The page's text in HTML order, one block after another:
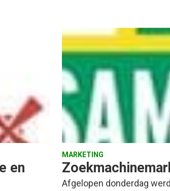
en
MARKETING
Afgelopen donderdag